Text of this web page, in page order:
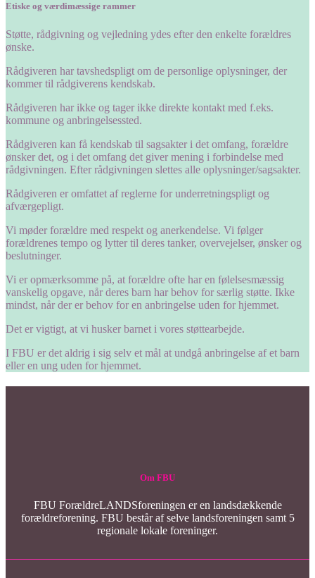
Etiske og værdimæssige rammer
Støtte, rådgivning og vejledning ydes efter den enkelte forældres
ønske.
Rådgiveren har tavshedspligt om de personlige oplysninger, der
kommer til rådgiverens kendskab.
Rådgiveren har ikke og tager ikke direkte kontakt med f.eks.
kommune og anbringelsessted.
Rådgiveren kan få kendskab til sagsakter i det omfang, forældre
ønsker det, og i det omfang det giver mening i forbindelse med
rådgivningen. Efter rådgivningen slettes alle oplysninger/sagsakter.
Rådgiveren er omfattet af reglerne for underretningspligt og
afværgepligt.
Vi møder forældre med respekt og anerkendelse. Vi følger
forældrenes tempo og lytter til deres tanker, overvejelser, ønsker og
beslutninger.
Vi er opmærksomme på, at forældre ofte har en følelsesmæssig
vanskelig opgave, når deres barn har behov for særlig støtte. Ikke
mindst, når der er behov for en anbringelse uden for hjemmet.
Det er vigtigt, at vi husker barnet i vores støttearbejde.
I FBU er det aldrig i sig selv et mål at undgå anbringelse af et barn
eller en ung uden for hjemmet.
Om FBU
FBU ForældreLANDSforeningen er en landsdækkende
forældreforening. FBU består af selve landsforeningen samt 5
regionale lokale foreninger.